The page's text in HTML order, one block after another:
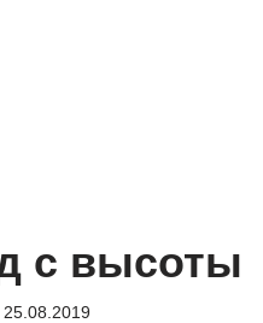
с высоты
25.08.2019